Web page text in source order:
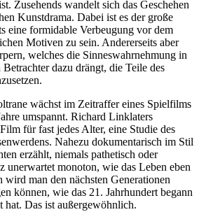
Zusehends wandelt sich das Geschehen
Kunstdrama. Dabei ist es der große
eine formidable Verbeugung vor dem
Motiven zu sein. Andererseits aber
welches die Sinneswahrnehmung in
dazu drängt, die Teile des
wächst im Zeitraffer eines Spielfilms
umspannt. Richard Linklaters
für fast jedes Alter, eine Studie des
Nahezu dokumentarisch im Stil
erzählt, niemals pathetisch oder
unerwartet monoton, wie das Leben eben
wird man den nächsten Generationen
können, wie das 21. Jahrhundert begann
hat. Das ist außergewöhnlich.